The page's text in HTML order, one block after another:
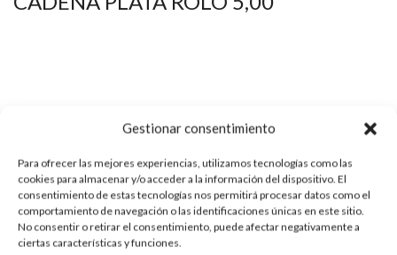
Gestionar consentimiento
Para ofrecer las mejores experiencias, utilizamos tecnologías como las
cookies para almacenar y/o acceder a la información del dispositivo. El
consentimiento de estas tecnologías nos permitirá procesar datos como el
comportamiento de navegación o las identificaciones únicas en este sitio.
No consentir o retirar el consentimiento, puede afectar negativamente a
ciertas características y funciones.
Cadena realizada en plata 925 con eslabones de rolo.
Calibre aproximado: 5,00 mm. (ancho de la cadena).
Disponible en diferentes longitudes.